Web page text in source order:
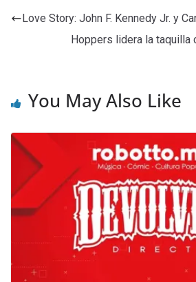
Love Story: John F. Kennedy Jr. y
Hoppers lidera la taquilla
You May Also Like